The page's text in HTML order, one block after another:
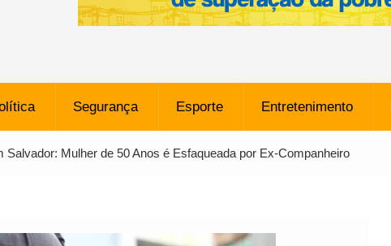
morreu após ataque
sem restrições e pode
o Vasco
SpaceX Colide com a Lua
Afirma a Nasa
Segurança Esporte Entretenimento
Salvador: Mulher de 50 Anos é Esfaqueada por Ex-Companheiro